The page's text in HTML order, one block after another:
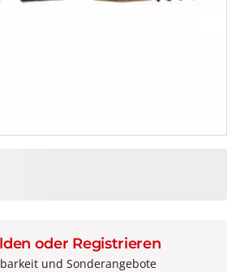
oder Registrieren
und Sonderangebote